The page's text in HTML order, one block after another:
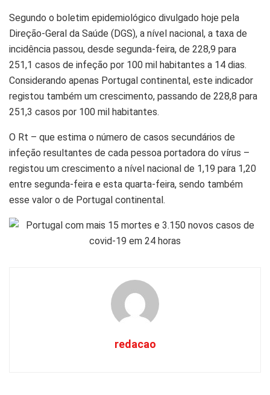
Segundo o boletim epidemiológico divulgado hoje pela
Direção-Geral da Saúde (DGS), a nível nacional, a taxa de
incidência passou, desde segunda-feira, de 228,9 para
251,1 casos de infeção por 100 mil habitantes a 14 dias.
Considerando apenas Portugal continental, este indicador
registou também um crescimento, passando de 228,8 para
251,3 casos por 100 mil habitantes.
O Rt – que estima o número de casos secundários de
infeção resultantes de cada pessoa portadora do vírus –
registou um crescimento a nível nacional de 1,19 para 1,20
entre segunda-feira e esta quarta-feira, sendo também
esse valor o de Portugal continental.
redacao